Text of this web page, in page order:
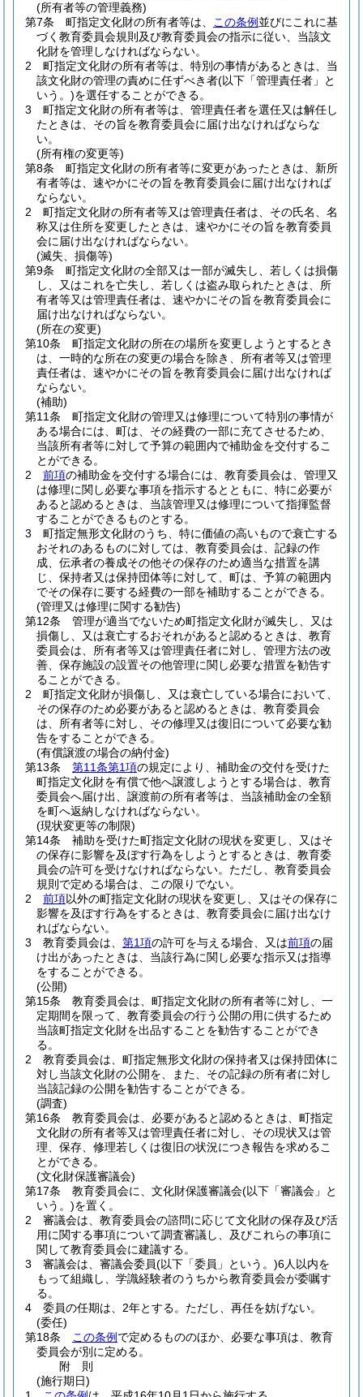
(所有者等の管理義務)
第7条
町指定文化財の所有者等は、 この条例 並びにこれに基
づく教育委員会規則及び教育委員会の指示に従い、当該文
化財を管理しなければならない。
2
町指定文化財の所有者等は、特別の事情があるときは、当
該文化財の管理の責めに任ずべき者(以下「管理責任者」と
いう。)を選任することができる。
3
町指定文化財の所有者等は、管理責任者を選任又は解任し
たときは、その旨を教育委員会に届け出なければならな
い。
(所有権の変更等)
第8条
町指定文化財の所有者等に変更があったときは、新所
有者等は、速やかにその旨を教育委員会に届け出なければ
ならない。
2
町指定文化財の所有者等又は管理責任者は、その氏名、名
称又は住所を変更したときは、速やかにその旨を教育委員
会に届け出なければならない。
(滅失、損傷等)
第9条
町指定文化財の全部又は一部が滅失し、若しくは損傷
し、又はこれを亡失し、若しくは盗み取られたときは、所
有者等又は管理責任者は、速やかにその旨を教育委員会に
届け出なければならない。
(所在の変更)
第10条
町指定文化財の所在の場所を変更しようとするとき
は、一時的な所在の変更の場合を除き、所有者等又は管理
責任者は、速やかにその旨を教育委員会に届け出なければ
ならない。
(補助)
第11条
町指定文化財の管理又は修理について特別の事情が
ある場合には、町は、その経費の一部に充てさせるため、
当該所有者等に対して予算の範囲内で補助金を交付するこ
とができる。
2
前項の補助金を交付する場合には、教育委員会は、管理又
は修理に関し必要な事項を指示するとともに、特に必要が
あると認めるときは、当該管理又は修理について指揮監督
することができるものとする。
3
町指定無形文化財のうち、特に価値の高いもので衰亡する
おそれのあるものに対しては、教育委員会は、記録の作
成、伝承者の養成その他その保存のため適当な措置を講
じ、保持者又は保持団体等に対して、町は、予算の範囲内
でその保存に要する経費の一部を補助することができる。
(管理又は修理に関する勧告)
第12条
管理が適当でないため町指定文化財が滅失し、又は
損傷し、又は衰亡するおそれがあると認めるときは、教育
委員会は、所有者等又は管理責任者に対し、管理方法の改
善、保存施設の設置その他管理に関し必要な措置を勧告す
ることができる。
2
町指定文化財が損傷し、又は衰亡している場合において、
その保存のため必要があると認めるときは、教育委員会
は、所有者等に対し、その修理又は復旧について必要な勧
告をすることができる。
(有償譲渡の場合の納付金)
第13条
第11条第1項の規定により、補助金の交付を受けた
町指定文化財を有償で他へ譲渡しようとする場合は、教育
委員会へ届け出、譲渡前の所有者等は、当該補助金の全額
を町へ返納しなければならない。
(現状変更等の制限)
第14条
補助を受けた町指定文化財の現状を変更し、又はそ
の保存に影響を及ぼす行為をしようとするときは、教育委
員会の許可を受けなければならない。 ただし、教育委員会
規則で定める場合は、この限りでない。
2
前項以外の町指定文化財の現状を変更し、又はその保存に
影響を及ぼす行為をするときは、教育委員会に届け出なけ
ればならない。
3
教育委員会は、 第1項の許可を与える場合、又は前項の届
け出があったときは、当該行為に関し必要な指示又は指導
をすることができる。
(公開)
第15条
教育委員会は、町指定文化財の所有者等に対し、一
定期間を限って、教育委員会の行う公開の用に供するため
当該町指定文化財を出品することを勧告することができ
る。
2
教育委員会は、町指定無形文化財の保持者又は保持団体に
対し当該文化財の公開を、また、その記録の所有者に対し
当該記録の公開を勧告することができる。
(調査)
第16条
教育委員会は、必要があると認めるときは、町指定
文化財の所有者等又は管理責任者に対し、その現状又は管
理、保存、修理若しくは復旧の状況につき報告を求めるこ
とができる。
(文化財保護審議会)
第17条
教育委員会に、文化財保護審議会(以下「審議会」と
いう。)を置く。
2
審議会は、教育委員会の諮問に応じて文化財の保存及び活
用に関する事項について調査審議し、及びこれらの事項に
関して教育委員会に建議する。
3
審議会は、審議会委員(以下「委員」という。)6人以内を
もって組織し、学識経験者のうちから教育委員会が委嘱す
る。
4
委員の任期は、2年とする。 ただし、再任を妨げない。
(委任)
第18条
この条例 で定めるもののほか、必要な事項は、教育
委員会が別に定める。
附 則
(施行期日)